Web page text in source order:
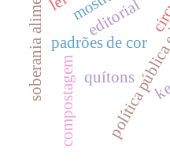
editorial
política
padrões de cor
quítons
compostagem
soberania alimentar